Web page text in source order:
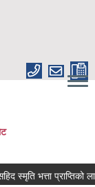
भत्ता प्राप्तिको